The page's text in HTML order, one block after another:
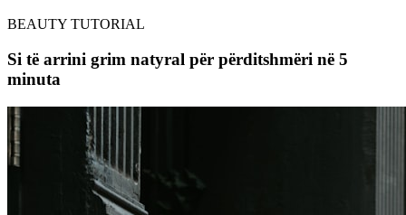
BEAUTY TUTORIAL
Si të arrini grim natyral për përditshmëri në 5
minuta